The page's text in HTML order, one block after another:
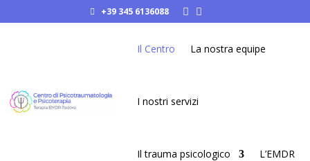
+39 345 6136088  
Il Centro La nostra equipe
I nostri servizi
Il trauma psicologico L’EMDR